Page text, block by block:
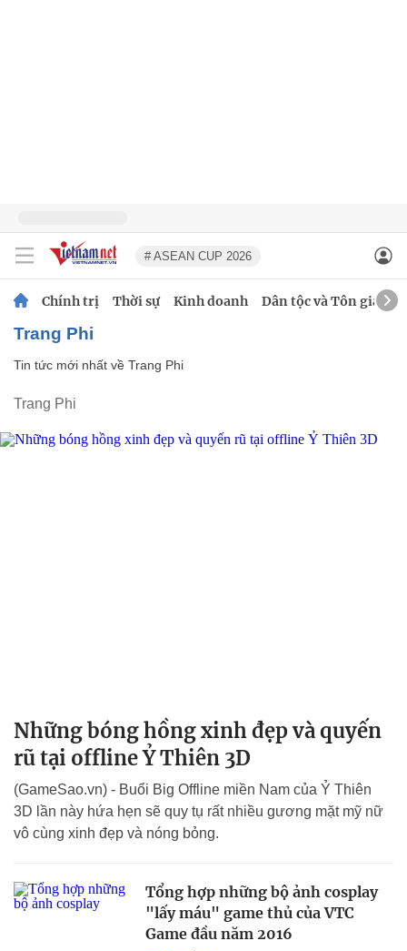
# ASEAN CUP 2026
Chính trị Thời sự Kinh doanh Dân tộc và Tôn giáo
Trang Phi
Tin tức mới nhất về Trang Phi
Trang Phi
Những bóng hồng xinh đẹp và quyến
rũ tại offline Ỷ Thiên 3D
(GameSao.vn) - Buổi Big Offline miền Nam của Ỷ Thiên
3D lần này hứa hẹn sẽ quy tụ rất nhiều gương mặt mỹ nữ
vô cùng xinh đẹp và nóng bỏng.
Tổng hợp những bộ ảnh cosplay
"lấy máu" game thủ của VTC
Game đầu năm 2016